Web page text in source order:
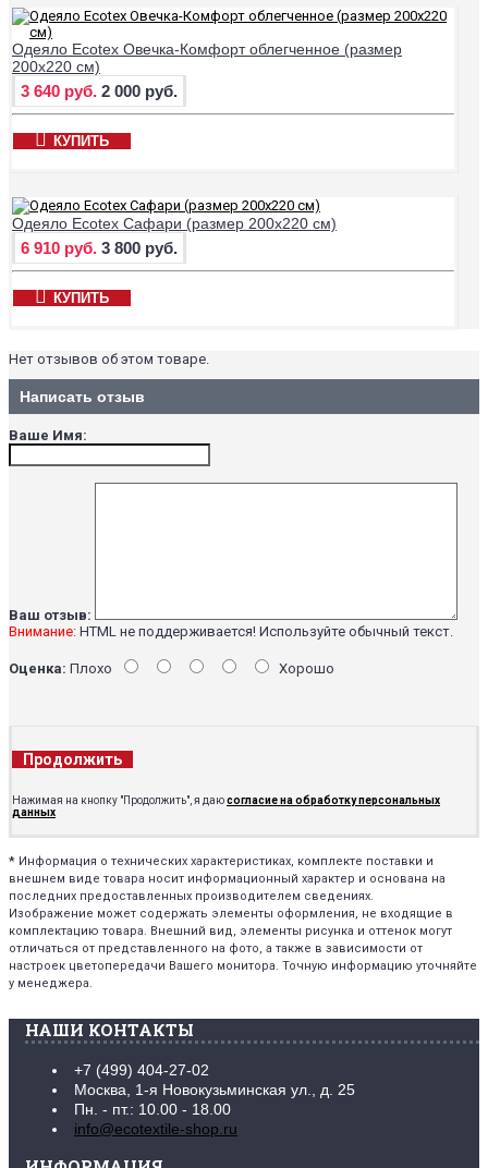
Одеяло Ecotex Овечка-Комфорт облегченное (размер
200х220 см)
3 640 руб. 2 000 руб.
КУПИТЬ
Одеяло Ecotex Сафари (размер 200х220 см)
6 910 руб. 3 800 руб.
КУПИТЬ
Нет отзывов об этом товаре.
Написать отзыв
Ваше Имя:
Ваш отзыв:
Внимание: HTML не поддерживается! Используйте обычный текст.
Оценка: Плохо Хорошо
Продолжить
Нажимая на кнопку "Продолжить", я даюсогласие на обработку персональных
данных
* Информация о технических характеристиках, комплекте поставки и
внешнем виде товара носит информационный характер и основана на
последних предоставленных производителем сведениях.
Изображение может содержать элементы оформления, не входящие в
комплектацию товара. Внешний вид, элементы рисунка и оттенок могут
отличаться от представленного на фото, а также в зависимости от
настроек цветопередачи Вашего монитора. Точную информацию уточняйте
у менеджера.
НАШИ КОНТАКТЫ
+7 (499) 404-27-02
Москва, 1-я Новокузьминская ул., д. 25
Пн. - пт.: 10.00 - 18.00
info@ecotextile-shop.ru